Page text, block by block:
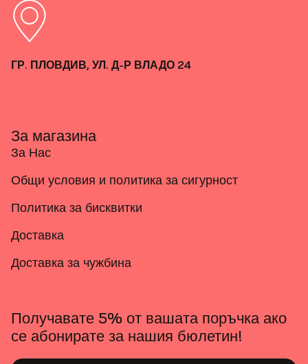
ГР. ПЛОВДИВ, УЛ. Д-Р ВЛАДО 24
За магазина
За Нас
Общи условия и политика за сигурност
Политика за бисквитки
Доставка
Доставка за чужбина
Получавате 5% от вашата поръчка ако
се абонирате за нашия бюлетин!